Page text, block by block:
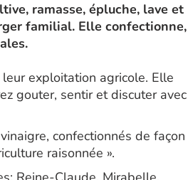
ramasse, épluche, lave et
familial. Elle confectionne,
exploitation agricole. Elle
gouter, sentir et discuter avec
confectionnés de façon
raisonnée ».